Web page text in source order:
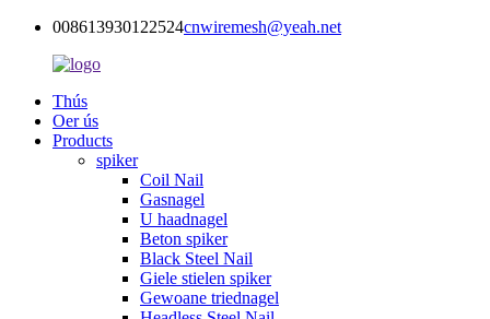
008613930122524cnwiremesh@yeah.net
Thús
Oer ús
Products
spiker
Coil Nail
Gasnagel
U haadnagel
Beton spiker
Black Steel Nail
Giele stielen spiker
Gewoane triednagel